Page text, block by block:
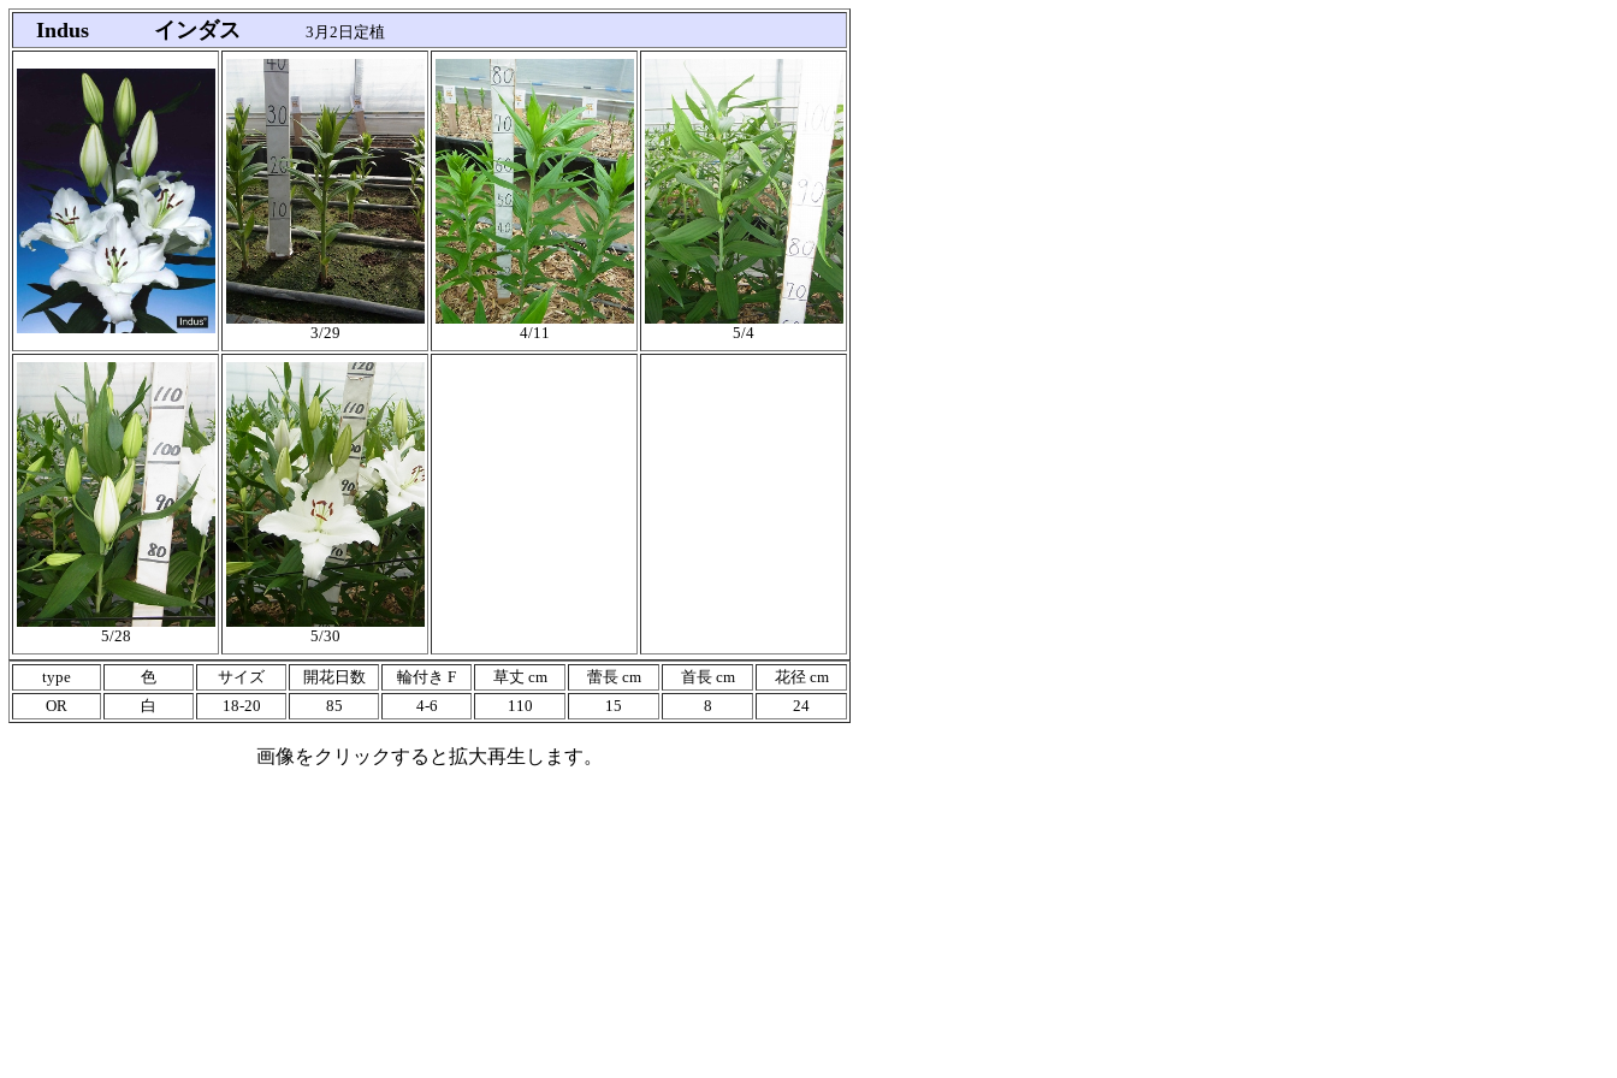
Indus インダス 3月2日定植
3/29 4/11 5/4
5/28 5/30
type 色 サイズ 開花日数 輪付き F 草丈 cm 蕾長 cm 首長 cm
花径 cm
OR
白 18-20 85 4-6 110 15 8 24
画像をクリックすると拡大再生します。